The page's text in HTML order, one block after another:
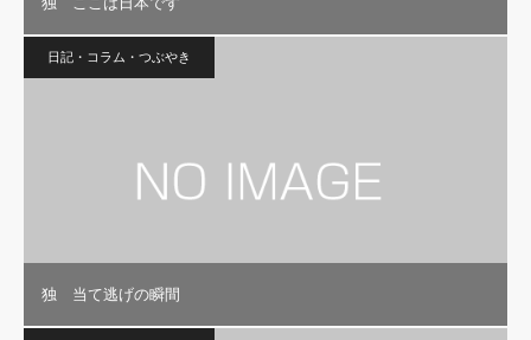
日記・コラム・つぶやき
独 当て逃げの瞬間